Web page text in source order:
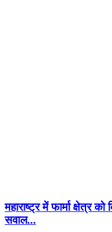
महाराष्ट्र में फार्मा क्षेत्र
सवाल...